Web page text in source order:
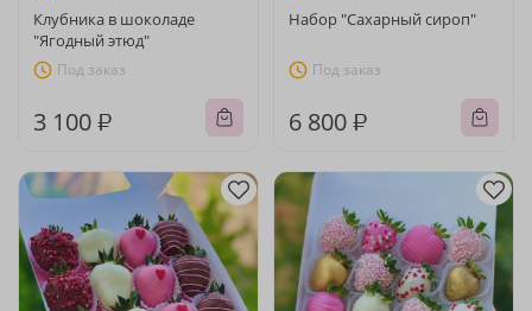
Клубника в шоколаде
"Ягодный этюд"
Под заказ
3 100 ₽
Набор "Сахарный сироп"
Под заказ
6 800 ₽